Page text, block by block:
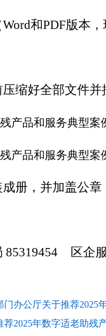
Word和PDF版本，
缩好全部文件并
产品和服务典型案
产品和服务典型案
册，并加盖公章
85319454 区企
办公厅关于推荐2025
2025年数字适老助残